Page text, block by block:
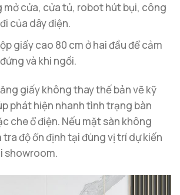
mở cửa, cửa tủ, robot hút bụi, công
của dây điện.
giấy cao 80 cm ở hai đầu để cảm
và khi ngồi.
giấy không thay thế bản vẽ kỹ
phát hiện nhanh tình trạng bàn
che ổ điện. Nếu mặt sàn không
độ ổn định tại đúng vị trí dự kiến
showroom.